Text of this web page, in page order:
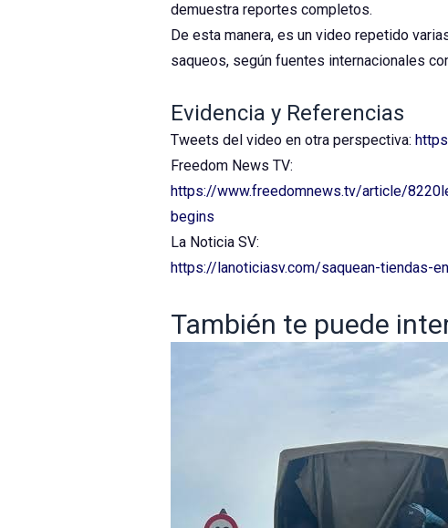
demuestra reportes completos.
De esta manera, es un video repetido
saqueos, según fuentes internacionales
Evidencia y Referencias
Tweets del video en otra perspectiva:
Freedom News TV:
https://www.freedomnews.tv/article/
begins
La Noticia SV:
https://lanoticiasv.com/saquean-tiendas-
También te puede